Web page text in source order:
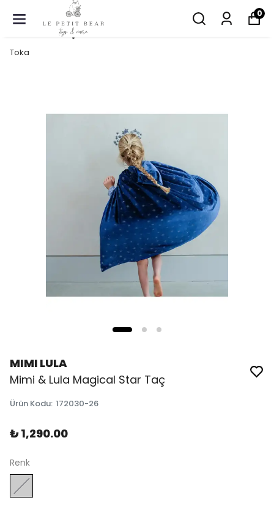
0
Toka
MIMI LULA
Mimi & Lula Magical Star Taç
Ürün Kodu: 172030-26
₺ 1,290.00
Renk